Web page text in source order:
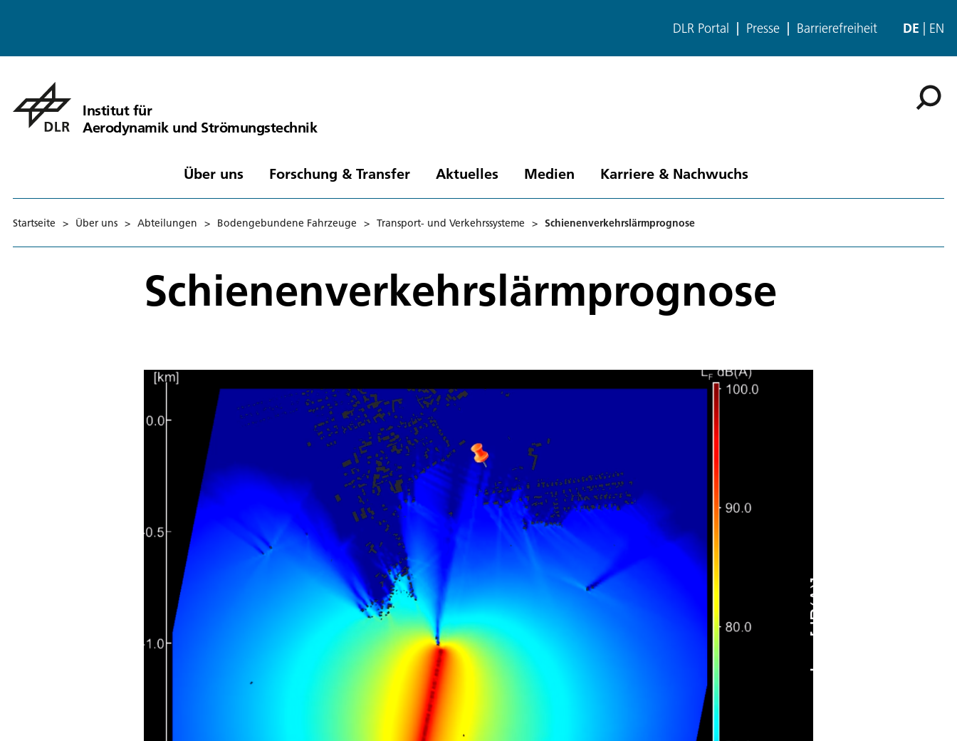
DLR Portal Presse Barrierefreiheit DE EN
Institut für
Aerodynamik und Strömungstechnik
Über uns Forschung & Transfer Aktuelles Medien Karriere & Nachwuchs
Startseite > Über uns > Abteilungen > Bodengebundene Fahrzeuge > Transport- und Verkehrssysteme > Schienenverkehrslärmprognose
Schienenverkehrslärmprognose